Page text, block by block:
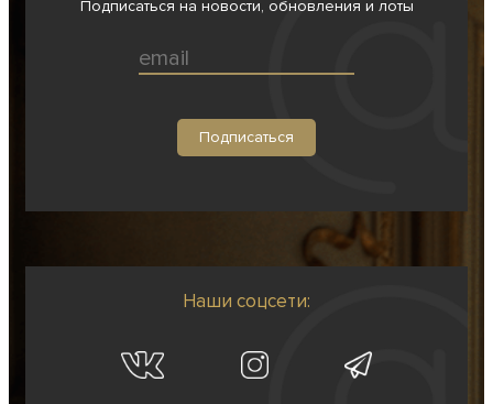
Подписаться на новости, обновления и лоты
Наши соцсети: